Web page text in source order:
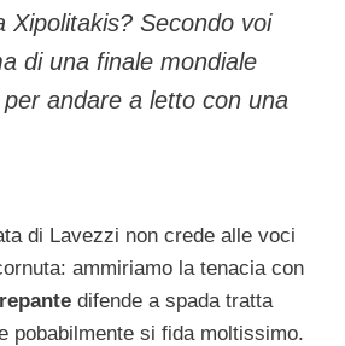
Xipolitakis? Secondo voi
di una finale mondiale
andare a letto con una
di Lavezzi non crede alle voci
ammiriamo la tenacia con
difende a spada tratta
pobabilmente si fida moltissimo.